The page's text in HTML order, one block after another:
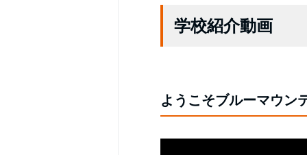
学校紹介動画
ようこそブルーマウン